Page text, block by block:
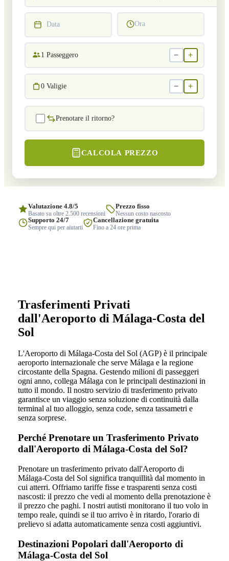
Data Ora
1 Passeggero − +
0 Valigie − +
Prenotare il ritorno?
CALCOLA PREZZO
Valutazione 4.8/5
Basato su oltre 2.500 recensioni
Prezzo fisso
Nessun costo nascosto
Supporto 24/7
Sempre qui per aiutarti
Cancellazione gratuita
Fino a 24 ore prima
Trasferimenti Privati
dall'Aeroporto di Málaga-Costa del
Sol
L'Aeroporto di Málaga-Costa del Sol (AGP) è il principale
aeroporto internazionale che serve Málaga e la regione
circostante della Spagna. Gestendo milioni di passeggeri
ogni anno, collega Málaga con le principali destinazioni in
tutto il mondo. Il nostro servizio di trasferimento privato
garantisce un viaggio senza soluzione di continuità dalla
terminal al tuo alloggio, senza code, senza tassametri e
senza sorprese.
Perché Prenotare un Trasferimento Privato
dall'Aeroporto di Málaga-Costa del Sol?
Prenotare un trasferimento privato dall'Aeroporto di
Málaga-Costa del Sol significa tranquillità dal momento in
cui atterri. Offriamo tariffe fisse e trasparenti senza costi
nascosti: il prezzo che vedi al momento della prenotazione è
il prezzo che paghi. I nostri autisti monitorano il tuo volo in
tempo reale, quindi se il tuo arrivo è in ritardo, l'orario di
prelievo si adatta automaticamente senza costi aggiuntivi.
Destinazioni Popolari dall'Aeroporto di
Málaga-Costa del Sol